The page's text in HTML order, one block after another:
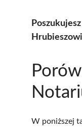
W poniższej